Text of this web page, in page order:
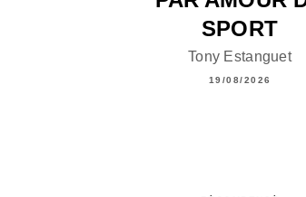
SPORT
Tony Estanguet
19/08/2026